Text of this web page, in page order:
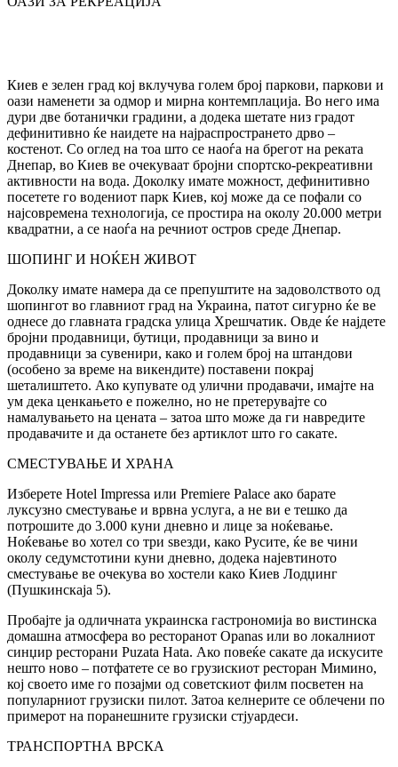
Киев е зелен град кој вклучува голем број паркови, паркови и
оази наменети за одмор и мирна контемплација. Во него има
дури две ботанички градини, а додека шетате низ градот
дефинитивно ќе наидете на најраспространето дрво –
костенот. Со оглед на тоа што се наоѓа на брегот на реката
Днепар, во Киев ве очекуваат бројни спортско-рекреативни
активности на вода. Доколку имате можност, дефинитивно
посетете го водениот парк Киев, кој може да се пофали со
најсовремена технологија, се простира на околу 20.000 метри
квадратни, а се наоѓа на речниот остров среде Днепар.
ШОПИНГ И НОЌЕН ЖИВОТ
Доколку имате намера да се препуштите на задоволството од
шопингот во главниот град на Украина, патот сигурно ќе ве
однесе до главната градска улица Хрешчатик. Овде ќе најдете
бројни продавници, бутици, продавници за вино и
продавници за сувенири, како и голем број на штандови
(особено за време на викендите) поставени покрај
шеталиштето. Ако купувате од улични продавачи, имајте на
ум дека ценкањето е пожелно, но не претерувајте со
намалувањето на цената – затоа што може да ги навредите
продавачите и да останете без артиклот што го сакате.
СМЕСТУВАЊЕ И ХРАНА
Изберете Hotel Impressa или Premiere Palace ако барате
луксузно сместување и врвна услуга, а не ви е тешко да
потрошите до 3.000 куни дневно и лице за ноќевање.
Ноќевање во хотел со три ѕвезди, како Русите, ќе ве чини
околу седумстотини куни дневно, додека најевтиното
сместување ве очекува во хостели како Киев Лодџинг
(Пушкинскаја 5).
Пробајте ја одличната украинска гастрономија во вистинска
домашна атмосфера во ресторанот Opanas или во локалниот
синџир ресторани Puzata Hata. Ако повеќе сакате да искусите
нешто ново – потфатете се во грузискиот ресторан Мимино,
кој своето име го позајми од советскиот филм посветен на
популарниот грузиски пилот. Затоа келнерите се облечени по
примерот на поранешните грузиски стјуардеси.
ТРАНСПОРТНА ВРСКА